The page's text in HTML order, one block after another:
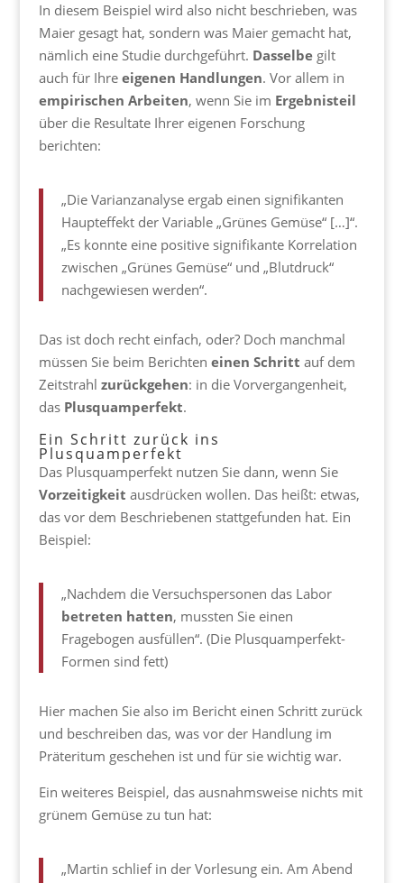
In diesem Beispiel wird also nicht beschrieben, was
Maier gesagt hat, sondern was Maier gemacht hat,
nämlich eine Studie durchgeführt. Dasselbegilt
auch für Ihre eigenen Handlungen. Vor allem in
empirischen Arbeiten, wenn Sie im Ergebnisteil
über die Resultate Ihrer eigenen Forschung
berichten:
„Die Varianzanalyse ergab einen signifikanten
Haupteffekt der Variable „Grünes Gemüse“ […]“.
„Es konnte eine positive signifikante Korrelation
zwischen „Grünes Gemüse“ und „Blutdruck“
nachgewiesen werden“.
Das ist doch recht einfach, oder? Doch manchmal
müssen Sie beim Berichten einen Schritt auf dem
Zeitstrahl zurückgehen: in die Vorvergangenheit,
das Plusquamperfekt.
Ein Schritt zurück ins
Plusquamperfekt
Das Plusquamperfekt nutzen Sie dann, wenn Sie
Vorzeitigkeit ausdrücken wollen. Das heißt: etwas,
das vor dem Beschriebenen stattgefunden hat. Ein
Beispiel:
„Nachdem die Versuchspersonen das Labor
betreten hatten, mussten Sie einen
Fragebogen ausfüllen“. (Die Plusquamperfekt-
Formen sind fett)
Hier machen Sie also im Bericht einen Schritt zurück
und beschreiben das, was vor der Handlung im
Präteritum geschehen ist und für sie wichtig war.
Ein weiteres Beispiel, das ausnahmsweise nichts mit
grünem Gemüse zu tun hat:
„Martin schlief in der Vorlesung ein. Am Abend